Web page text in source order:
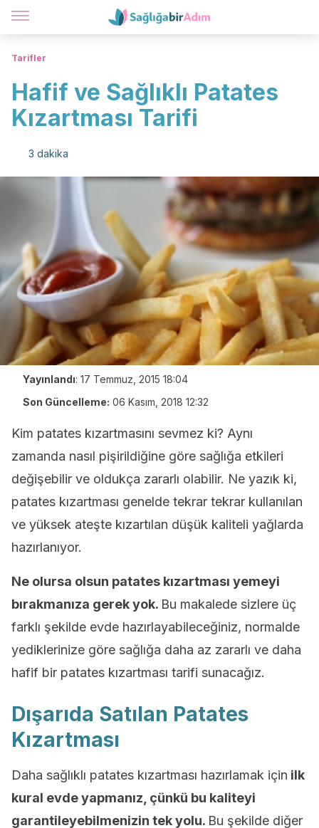
Tarifler
Hafif ve Sağlıklı Patates
Kızartması Tarifi
3 dakika
Yayınlandı: 17 Temmuz, 2015 18:04
Son Güncelleme: 06 Kasım, 2018 12:32
Kim patates kızartmasını sevmez ki? Aynı
zamanda nasıl pişirildiğine göre sağlığa etkileri
değişebilir ve oldukça zararlı olabilir. Ne yazık ki,
patates kızartması genelde tekrar tekrar kullanılan
ve yüksek ateşte kızartılan düşük kaliteli yağlarda
hazırlanıyor.
Ne olursa olsun patates kızartması yemeyi
bırakmanıza gerek yok. Bu makalede sizlere üç
farklı şekilde evde hazırlayabileceğiniz, normalde
yediklerinize göre sağlığa daha az zararlı ve daha
hafif bir patates kızartması tarifi sunacağız.
Dışarıda Satılan Patates
Kızartması
Daha sağlıklı patates kızartması hazırlamak için ilk
kural evde yapmanız, çünkü bu kaliteyi
garantileyebilmenizin tek yolu. Bu şekilde diğer